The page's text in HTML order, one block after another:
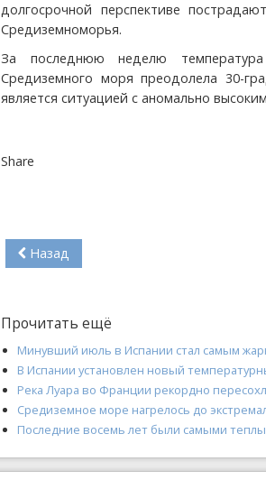
долгосрочной перспективе
Средиземноморья.
За последнюю неделю
Средиземного моря преодолела 30-
является ситуацией с аномально
Share
Назад
Прочитать ещё
Минувший июль в Испании стал самым
В Испании установлен новый
Река Луара во Франции рекордно
Средиземное море нагрелось до
Последние восемь лет были самыми